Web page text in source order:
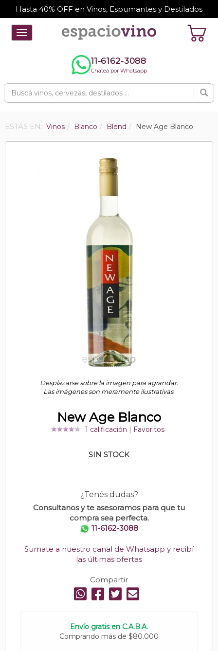
Hasta 40% OFF en Vinos, Espumantes y Destilados
Toggle
navigation
11-6162-3088
Chateá por Whatsapp
ESTÁS EN: Vinos Blanco Blend New Age Blanco
Desplazarse sobre la imagen para agrandar.
Las imágenes son meramente ilustrativas.
New Age Blanco
1 calificación Favoritos
SIN STOCK
¿Tenés dudas?
Consultanos y te asesoramos para que tu
compra sea perfecta.
11-6162-3088
Sumate a nuestro canal de Whatsapp y recibí
las últimas ofertas
Compartir
Envío gratis en C.A.B.A.
Comprando más de $80.000